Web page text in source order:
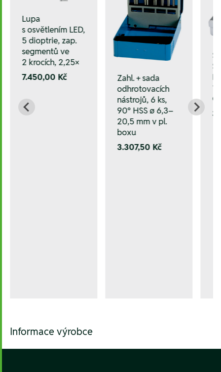
Lupa
s osvětlením LED,
5 dioptrie, zap.
segmentů ve
2 krocích, 2,25×
7.450,00 Kč
Zahl. + sada
odhrotovacích
nástrojů, 6 ks,
90° HSS ø 6,3–
20,5 mm v pl.
boxu
3.307,50 Kč
Informace výrobce